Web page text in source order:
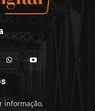
informação,